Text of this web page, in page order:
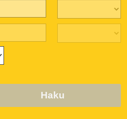
Haku